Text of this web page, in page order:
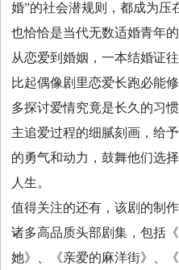
婚”的社会潜规则，都成为压
也恰恰是当代无数适婚青年的
从恋爱到婚姻，一本结婚证
比起偶像剧里恋爱长跑必能
多探讨爱情究竟是长久的习
主追爱过程的细腻刻画，给
的勇气和动力，鼓舞他们选
人生。
值得关注的还有，该剧的制
诸多高品质头部剧集，包括
她》、《亲爱的麻洋街》、